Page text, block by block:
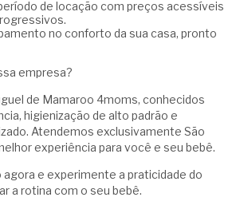
de locação com preços acessíveis
no conforto da sua casa, pronto
empresa?
de Mamaroo 4moms, conhecidos
higienização de alto padrão e
Atendemos exclusivamente São
experiência para você e seu bebê.
e experimente a praticidade do
a rotina com o seu bebê.